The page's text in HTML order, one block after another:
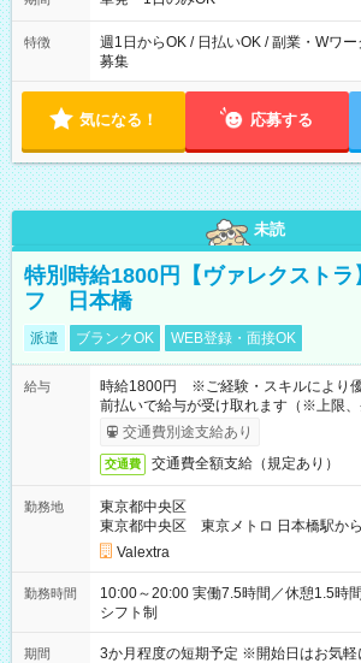
特徴
週1日からOK / 日払いOK / 副業・Wワ
募集
気になる！ 応募する
未読
特別時給1800円【ヴァレクストラ
フ 日本橋
派遣 ブランクOK WEB登録・面接OK
給与
時給1800円 ※ご経験・スキルにより
前払いで給与が受け取れます（※上限、
交通費別途支給あり
交通費 交通費全額支給（規定あり）
勤務地
東京都中央区
東京都中央区 東京メトロ 日本橋駅から
Valextra
勤務時間
10:00～20:00 実働7.5時間／休憩1.5時間 営業時間に合わせた
シフト制
期間 3か月程度の短期予定 ※開始日はお気軽